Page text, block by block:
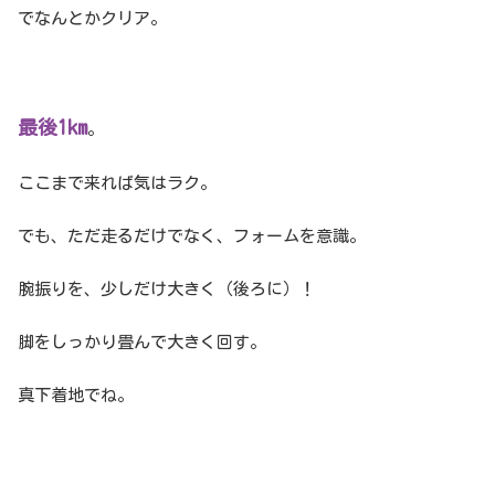
でなんとかクリア。
最後1km。
ここまで来れば気はラク。
でも、ただ走るだけでなく、フォームを意識。
腕振りを、少しだけ大きく（後ろに）！
脚をしっかり畳んで大きく回す。
真下着地でね。